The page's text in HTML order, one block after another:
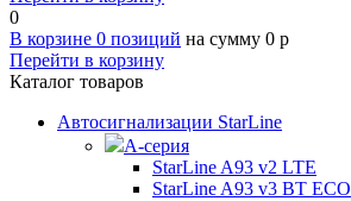
0
В корзине 0 позиций на сумму 0 p
Перейти в корзину
Каталог товаров
Автосигнализации StarLine
А-серия
StarLine A93 v2 LTE
StarLine A93 v3 BT ECO